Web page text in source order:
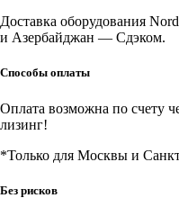
Доставка оборудования
и Азербайджан — Сдэком.
Способы оплаты
Оплата возможна по счету
лизинг!
*Только для Москвы и
Без рисков